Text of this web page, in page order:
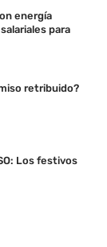
energía
para
retribuido?
Los festivos